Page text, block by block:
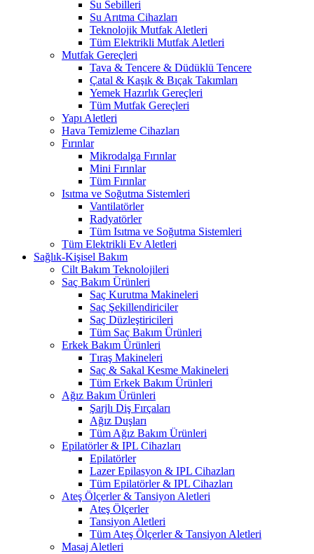
Su Sebilleri
Su Arıtma Cihazları
Teknolojik Mutfak Aletleri
Tüm Elektrikli Mutfak Aletleri
Mutfak Gereçleri
Tava & Tencere & Düdüklü Tencere
Çatal & Kaşık & Bıçak Takımları
Yemek Hazırlık Gereçleri
Tüm Mutfak Gereçleri
Yapı Aletleri
Hava Temizleme Cihazları
Fırınlar
Mikrodalga Fırınlar
Mini Fırınlar
Tüm Fırınlar
Isıtma ve Soğutma Sistemleri
Vantilatörler
Radyatörler
Tüm Isıtma ve Soğutma Sistemleri
Tüm Elektrikli Ev Aletleri
Sağlık-Kişisel Bakım
Cilt Bakım Teknolojileri
Saç Bakım Ürünleri
Saç Kurutma Makineleri
Saç Şekillendiriciler
Saç Düzleştiricileri
Tüm Saç Bakım Ürünleri
Erkek Bakım Ürünleri
Tıraş Makineleri
Saç & Sakal Kesme Makineleri
Tüm Erkek Bakım Ürünleri
Ağız Bakım Ürünleri
Şarjlı Diş Fırçaları
Ağız Duşları
Tüm Ağız Bakım Ürünleri
Epilatörler & IPL Cihazları
Epilatörler
Lazer Epilasyon & IPL Cihazları
Tüm Epilatörler & IPL Cihazları
Ateş Ölçerler & Tansiyon Aletleri
Ateş Ölçerler
Tansiyon Aletleri
Tüm Ateş Ölçerler & Tansiyon Aletleri
Masaj Aletleri